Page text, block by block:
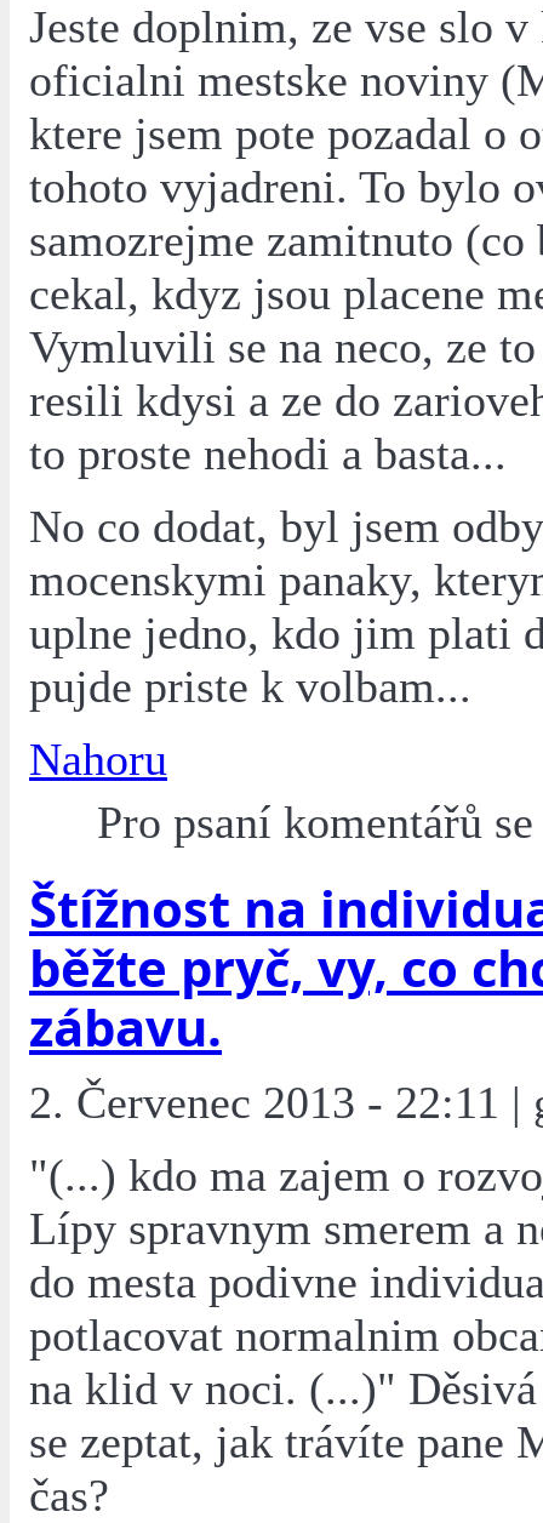
Jeste doplnim, ze vse slo
oficialni mestske noviny
ktere jsem pote pozadal o
tohoto vyjadreni. To bylo
samozrejme zamitnuto (co
cekal, kdyz jsou placene
Vymluvili se na neco, ze
resili kdysi a ze do
to proste nehodi a basta...
No co dodat, byl jsem
mocenskymi panaky,
uplne jedno, kdo jim plati
pujde priste k volbam...
Nahoru
Pro psaní komentářů
Štížnost na
běžte pryč, vy, co
zábavu.
2. Červenec 2013 - 22:11 |
"(...) kdo ma zajem o
Lípy spravnym smerem a
do mesta podivne
potlacovat normalnim
na klid v noci. (...)"
se zeptat, jak trávíte pane
čas?